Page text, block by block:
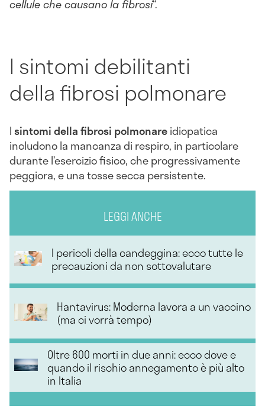
cellule che causano la fibrosi“.
I sintomi debilitanti
della fibrosi polmonare
Isintomi della fibrosi polmonareidiopatica
includono la mancanza di respiro, in particolare
durante l’esercizio fisico, che progressivamente
peggiora, e una tosse secca persistente.
LEGGI ANCHE
I pericoli della candeggina: ecco tutte le
precauzioni da non sottovalutare
Hantavirus: Moderna lavora a un vaccino
(ma ci vorrà tempo)
Oltre 600 morti in due anni: ecco dove e
quando il rischio annegamento è più alto
in Italia